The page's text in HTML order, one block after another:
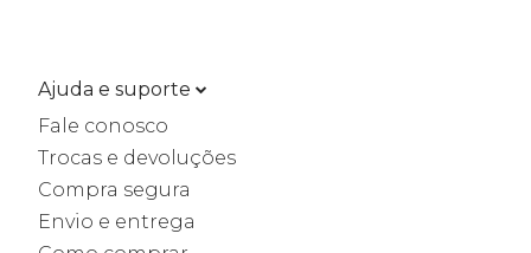
Ajuda e suporte
Fale conosco
Trocas e devoluções
Compra segura
Envio e entrega